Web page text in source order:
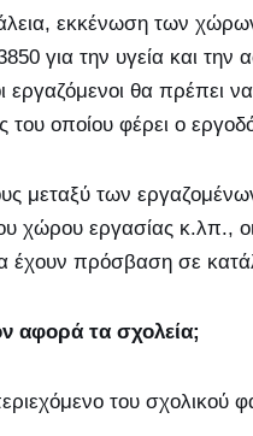
εκκένωση των
για την υγεία και την
θα πρέπει
οποίου φέρει ο
μεταξύ των
εργασίας κ.λπ.,
έχουν πρόσβαση σε
αφορά τα σχολεία;
του σχολικού